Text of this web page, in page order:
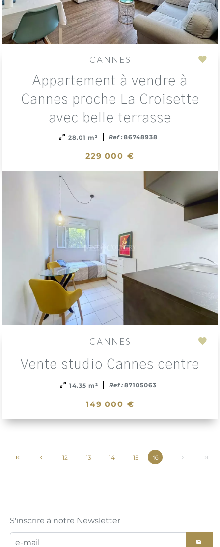
CANNES
Appartement à vendre à
Cannes proche La Croisette
avec belle terrasse
28.01 m² Ref : 86748938
229 000 €
CANNES
Vente studio Cannes centreto
14.35 m² Ref : 87105063
149 000 €
12 13 14 15 16
S'inscrire à notre Newsletter